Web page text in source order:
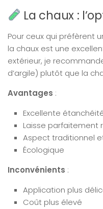
La chaux :
Pour ceux qui préfèrent
la chaux est une
extérieur, je
d’argile) plutôt que la
Avantages :
Excellente
Laisse parfaitement
Aspect traditionnel
Écologique
Inconvénients :
Application plus
Coût plus élevé